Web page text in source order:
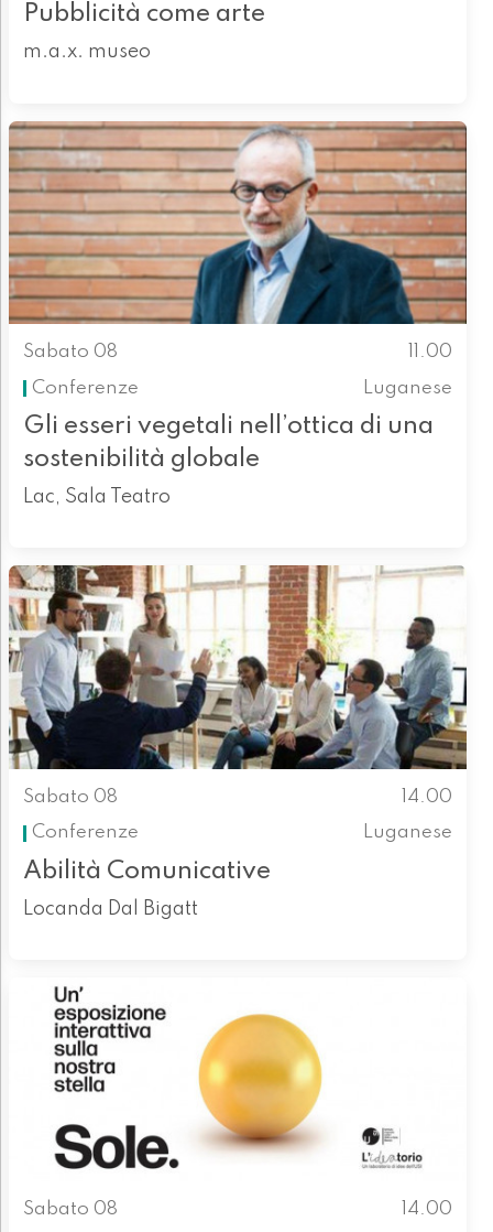
Pubblicità come arte
m.a.x. museo
Sabato 08
11.00
Conferenze
Luganese
Gli esseri vegetali nell’ottica di una
sostenibilità globale
Lac, Sala Teatro
Sabato 08
14.00
Conferenze
Luganese
Abilità Comunicative
Locanda Dal Bigatt
Sabato 08
14.00